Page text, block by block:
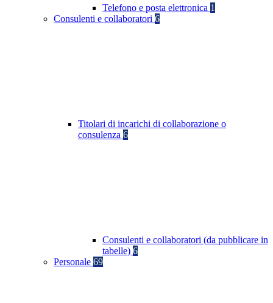
Telefono e posta elettronica 1
Consulenti e collaboratori 6
Titolari di incarichi di collaborazione o
consulenza 6
Consulenti e collaboratori (da pubblicare in
tabelle) 6
Personale 69